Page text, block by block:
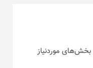
بخش‌های موردنیاز